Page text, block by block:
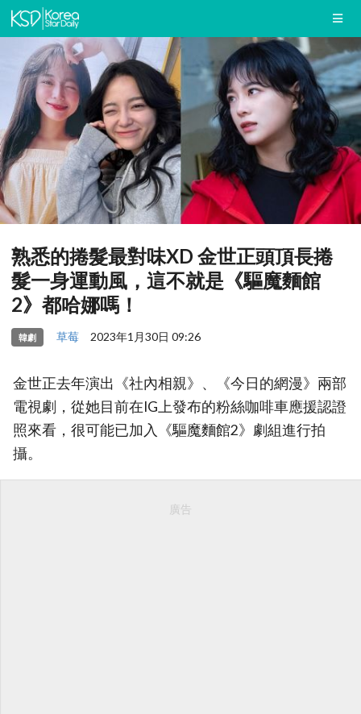
熟悉的捲髮最對味XD 金世正頭頂長捲
髮一身運動風，這不就是《驅魔麵館
2》都哈娜嗎！
韓劇 草莓 2023年1月30日 09:26
金世正去年演出《社內相親》、《今日的網漫》兩部
電視劇，從她目前在IG上發布的粉絲咖啡車應援認證
照來看，很可能已加入《驅魔麵館2》劇組進行拍
攝。
廣告